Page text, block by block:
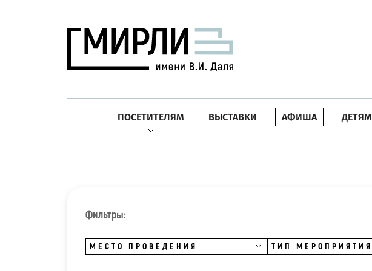
ПОСЕТИТЕЛЯМ ВЫСТАВКИ АФИША ДЕТЯМ
Фильтры:
МЕСТО ПРОВЕДЕНИЯ ТИП МЕРОПРИЯТИЯ